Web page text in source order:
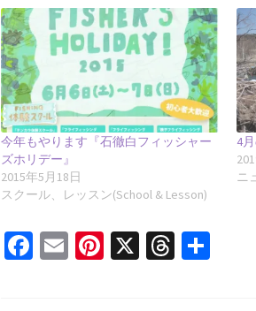
今年もやります『石徹白フィッシャー
ズホリデー』
2015年5月18日
スクール、レッスン(School & Lesson)
4
ニ
Fa E
Pi X
T